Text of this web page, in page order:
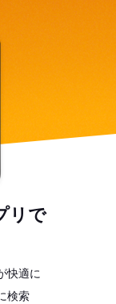
徐々
していきましょう。
で、成長をしっかり
リで
快適に
検索